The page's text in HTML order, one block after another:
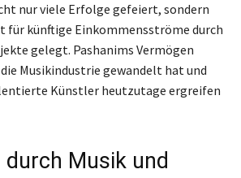
nur viele Erfolge gefeiert, sondern
für künftige Einkommensströme durch
gelegt. Pashanims Vermögen
Musikindustrie gewandelt hat und
Künstler heutzutage ergreifen
durch Musik und